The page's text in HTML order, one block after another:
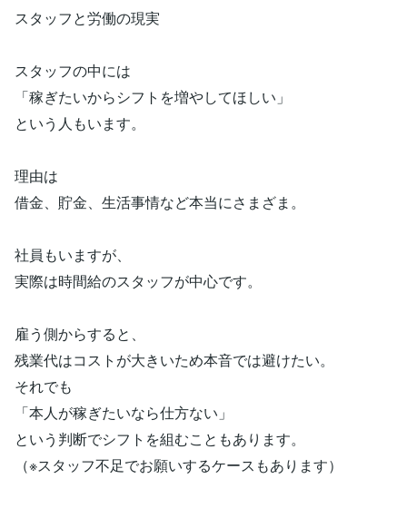
スタッフと労働の現実
スタッフの中には
「稼ぎたいからシフトを増やしてほしい」
という人もいます。
理由は
借金、貯金、生活事情など本当にさまざま。
社員もいますが、
実際は時間給のスタッフが中心です。
雇う側からすると、
残業代はコストが大きいため本音では避けたい。
それでも
「本人が稼ぎたいなら仕方ない」
という判断でシフトを組むこともあります。
（※スタッフ不足でお願いするケースもあります）